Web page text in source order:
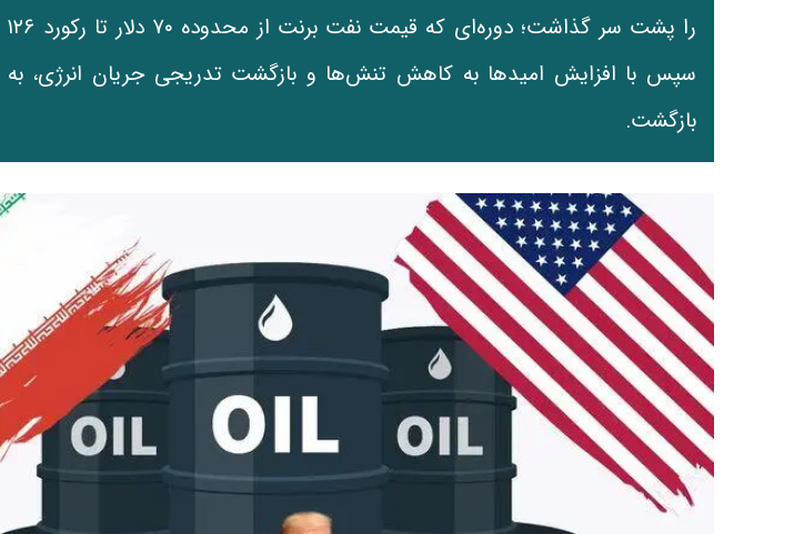
بازگشت.